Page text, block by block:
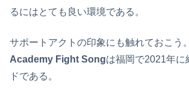
るにはとても良い環境である。
サポートアクトの印象にも触れておこう
Academy Fight Songは福岡で2021年に
ドである。